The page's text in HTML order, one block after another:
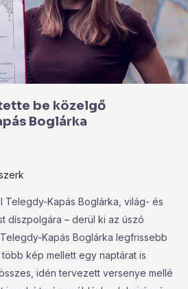
be közelgő
Boglárka
Telegdy-Kapás Boglárka, világ- és
díszpolgára – derül ki az úszó
Kapás Boglárka legfrissebb
kép mellett egy naptárat is
idén tervezett versenye mellé